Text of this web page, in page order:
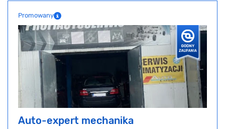
Promowany
Auto-expert mechanika